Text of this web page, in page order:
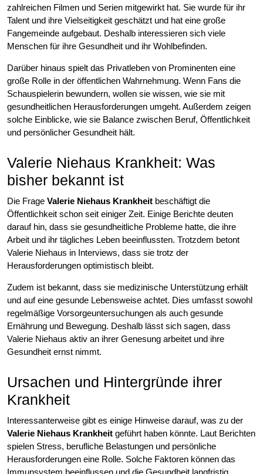
zahlreichen Filmen und Serien mitgewirkt hat. Sie wurde für ihr
Talent und ihre Vielseitigkeit geschätzt und hat eine große
Fangemeinde aufgebaut. Deshalb interessieren sich viele
Menschen für ihre Gesundheit und ihr Wohlbefinden.
Darüber hinaus spielt das Privatleben von Prominenten eine
große Rolle in der öffentlichen Wahrnehmung. Wenn Fans die
Schauspielerin bewundern, wollen sie wissen, wie sie mit
gesundheitlichen Herausforderungen umgeht. Außerdem zeigen
solche Einblicke, wie sie Balance zwischen Beruf, Öffentlichkeit
und persönlicher Gesundheit hält.
Valerie Niehaus Krankheit: Was
bisher bekannt ist
Die Frage Valerie Niehaus Krankheit beschäftigt die
Öffentlichkeit schon seit einiger Zeit. Einige Berichte deuten
darauf hin, dass sie gesundheitliche Probleme hatte, die ihre
Arbeit und ihr tägliches Leben beeinflussten. Trotzdem betont
Valerie Niehaus in Interviews, dass sie trotz der
Herausforderungen optimistisch bleibt.
Zudem ist bekannt, dass sie medizinische Unterstützung erhält
und auf eine gesunde Lebensweise achtet. Dies umfasst sowohl
regelmäßige Vorsorgeuntersuchungen als auch gesunde
Ernährung und Bewegung. Deshalb lässt sich sagen, dass
Valerie Niehaus aktiv an ihrer Genesung arbeitet und ihre
Gesundheit ernst nimmt.
Ursachen und Hintergründe ihrer
Krankheit
Interessanterweise gibt es einige Hinweise darauf, was zu der
Valerie Niehaus Krankheit geführt haben könnte. Laut Berichten
spielen Stress, berufliche Belastungen und persönliche
Herausforderungen eine Rolle. Solche Faktoren können das
Immunsystem beeinflussen und die Gesundheit langfristig